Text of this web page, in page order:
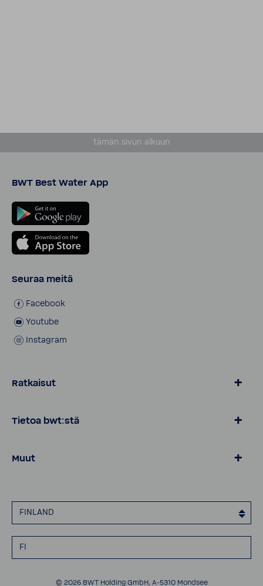
tämän sivun alkuun
BWT Best Water App
Seuraa meitä
Facebook
Youtube
Instagram
Ratkaisut
Tuotteet kotiin
Tietoa bwt:stä
Ota yhteyttä
Muut
Imprint
Saavutettavuusilmoitus
© 2026 BWT Holding GmbH, A-5310 Mondsee
FINLAND
FI